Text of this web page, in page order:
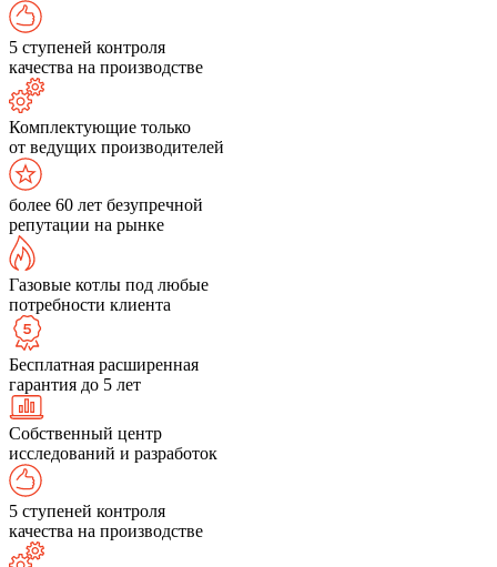
5 ступеней контроля
качества на производстве
Комплектующие только
от ведущих производителей
более 60 лет безупречной
репутации на рынке
Газовые котлы под любые
потребности клиента
Бесплатная расширенная
гарантия до 5 лет
Собственный центр
исследований и разработок
5 ступеней контроля
качества на производстве